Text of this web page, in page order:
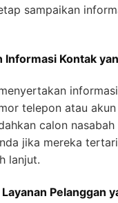
sampaikan
Informasi Kontak
telepon atau
calon
jika mereka
lanjut.
Pelanggan